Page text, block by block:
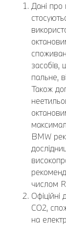
Дані про
засобів,
пальне,
Також
BMW
числом
CO2,
на